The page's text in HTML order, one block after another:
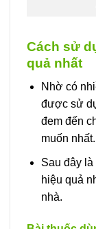
Cách sử
quả nhất
Nhờ có
được sử
đem đến
muốn nhất.
Sau đây
hiệu quả
nhà.